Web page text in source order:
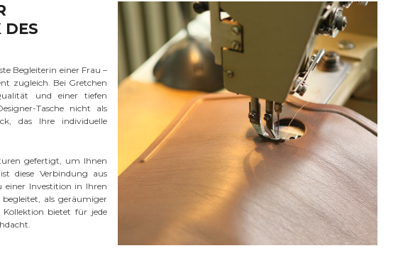
DES
Begleiterin einer Frau –
zugleich. Bei Gretchen
und einer tiefen
Tasche nicht als
das Ihre individuelle
gefertigt, um Ihnen
diese Verbindung aus
einer Investition in Ihren
als geräumiger
bietet für jede